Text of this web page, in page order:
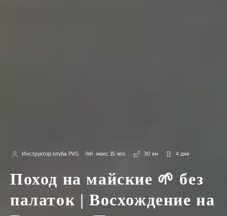
Инструктор клуба PVG макс 15 чел. 30 км 4 дня
Поход на майские 🌱 без
палаток | Восхождение на